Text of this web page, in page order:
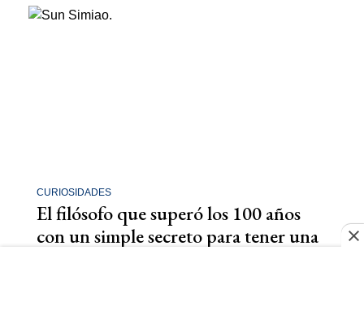
CURIOSIDADES
El filósofo que superó los 100 años
con un simple secreto para tener una